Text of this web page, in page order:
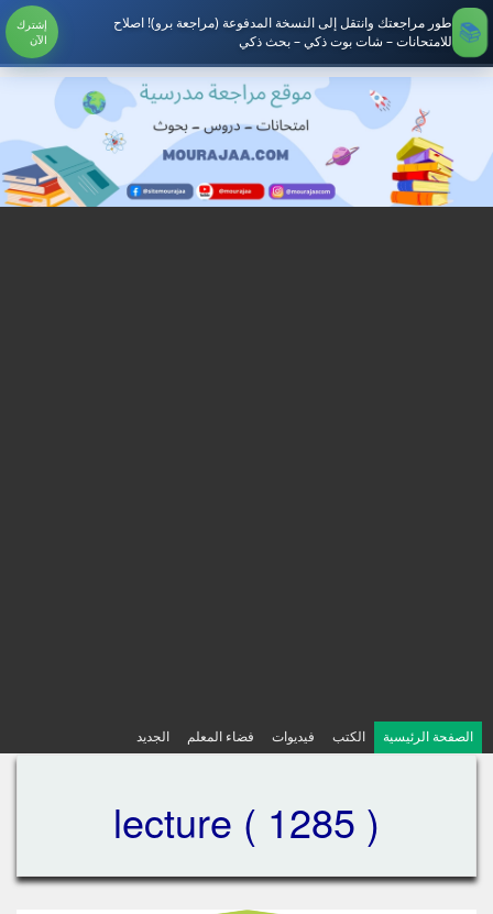
طور مراجعتك وانتقل إلى النسخة المدفوعة (مراجعة برو)! اصلاح
للامتحانات – شات بوت ذكي – بحث ذكي
إشترك
الآن
الصفحة الرئيسية الكتب فيديوات فضاء المعلم الجديد
lecture ( 1285 )